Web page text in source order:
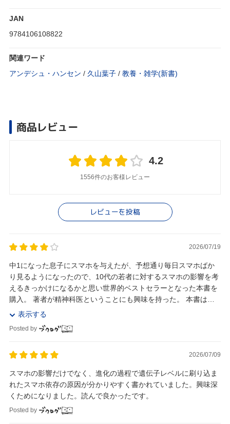
JAN
9784106108822
関連ワード
アンデシュ・ハンセン / 久山葉子 / 教養・雑学(新書)
商品レビュー
4.2
1556件のお客様レビュー
レビューを投稿
2026/07/19
中1になった息子にスマホを与えたが、予想通り毎日スマホばか
り見るようになったので、10代の若者に対するスマホの影響を考
えるきっかけになるかと思い世界的ベストセラーとなった本書を
購入。 著者が精神科医ということにも興味を持った。 本書は、
人類の歴史的視点から、現代のインターネット...
表示する
Posted by
2026/07/09
スマホの影響だけでなく、進化の過程で遺伝子レベルに刷り込ま
れたスマホ依存の原因が分かりやすく書かれていました。興味深
くためになりました。読んで良かったです。
Posted by